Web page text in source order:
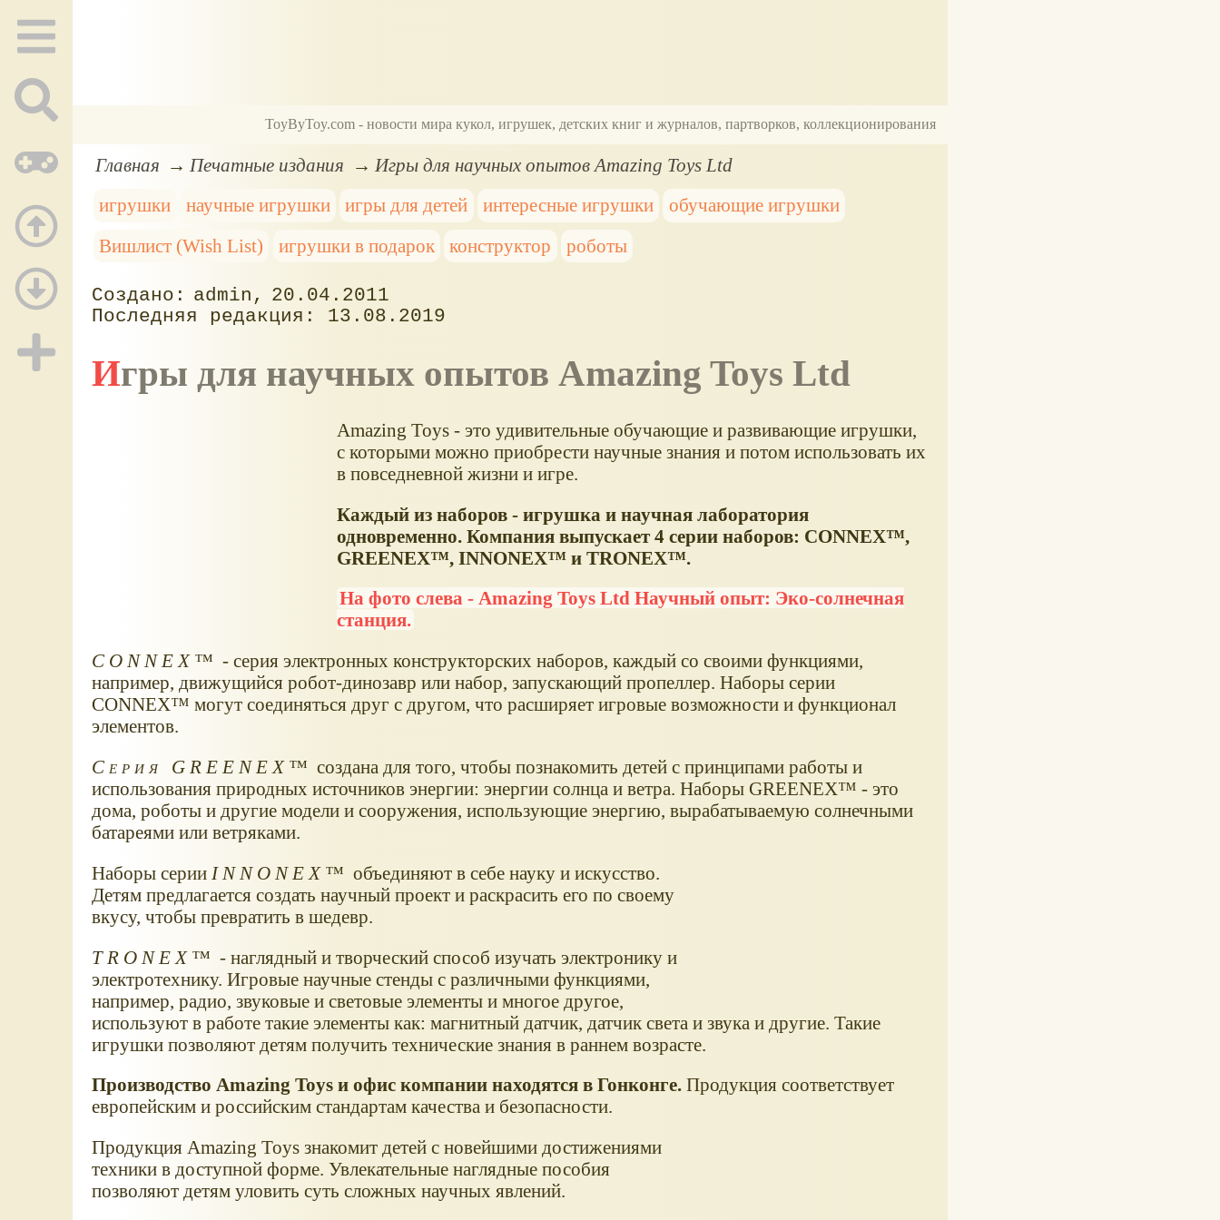
ToyByToy.com - новости мира кукол, игрушек, детских книг и журналов, партворков, коллекционирования
Главная Печатные издания
Игры для научных опытов Amazing Toys Ltd
игрушки
научные игрушки игры для детей интересные игрушки
обучающие игрушки
Вишлист (Wish List)
игрушки в подарок конструктор роботы
admin
20.04.2011
13.08.2019
Игры для научных опытов Amazing Toys Ltd
Amazing Toys - это удивительные обучающие и развивающие игрушки,
c которыми можно приобрести научные знания и потом использовать их
в повседневной жизни и игре.
Каждый из наборов - игрушка и научная лаборатория
одновременно. Компания выпускает 4 серии наборов: CONNEX™,
GREENEX™, INNONEX™ и TRONEX™.
На фото слева - Amazing Toys Ltd Научный опыт: Эко-солнечная
станция.
CONNEX™ - серия электронных конструкторских наборов, каждый со своими функциями,
например, движущийся робот-динозавр или набор, запускающий пропеллер. Наборы серии
CONNEX™ могут соединяться друг с другом, что расширяет игровые возможности и функционал
элементов.
Серия GREENEX™ создана для того, чтобы познакомить детей с принципами работы и
использования природных источников энергии: энергии солнца и ветра. Наборы GREENEX™ - это
дома, роботы и другие модели и сооружения, использующие энергию, вырабатываемую солнечными
батареями или ветряками.
Наборы серии INNONEX™ объединяют в себе науку и искусство.
Детям предлагается создать научный проект и раскрасить его по своему
вкусу, чтобы превратить в шедевр.
TRONEX™ - наглядный и творческий способ изучать электронику и
электротехнику. Игровые научные стенды с различными функциями,
например, радио, звуковые и световые элементы и многое другое,
используют в работе такие элементы как: магнитный датчик, датчик света и звука и другие. Такие
игрушки позволяют детям получить технические знания в раннем возрасте.
Производство Amazing Toys и офис компании находятся в Гонконге.Продукция соответствует
европейским и российским стандартам качества и безопасности.
Продукция Amazing Toys знакомит детей с новейшими достижениями
техники в доступной форме. Увлекательные наглядные пособия
позволяют детям уловить суть сложных научных явлений.